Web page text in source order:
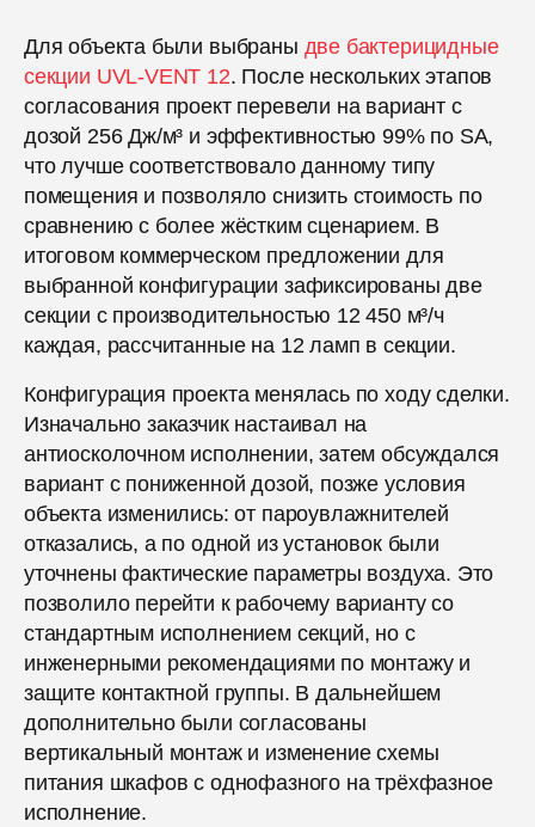
Для объекта были выбраны две бактерицидные
секции UVL-VENT 12. После нескольких этапов
согласования проект перевели на вариант с
дозой 256 Дж/м³ и эффективностью 99% по SA,
что лучше соответствовало данному типу
помещения и позволяло снизить стоимость по
сравнению с более жёстким сценарием. В
итоговом коммерческом предложении для
выбранной конфигурации зафиксированы две
секции с производительностью 12 450 м³/ч
каждая, рассчитанные на 12 ламп в секции.
Конфигурация проекта менялась по ходу сделки.
Изначально заказчик настаивал на
антиосколочном исполнении, затем обсуждался
вариант с пониженной дозой, позже условия
объекта изменились: от пароувлажнителей
отказались, а по одной из установок были
уточнены фактические параметры воздуха. Это
позволило перейти к рабочему варианту со
стандартным исполнением секций, но с
инженерными рекомендациями по монтажу и
защите контактной группы. В дальнейшем
дополнительно были согласованы
вертикальный монтаж и изменение схемы
питания шкафов с однофазного на трёхфазное
исполнение.